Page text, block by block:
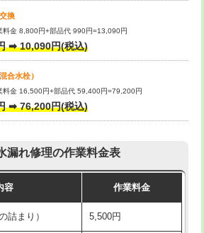
管工事/3ｍ超
埋め戻し作業）
満）
上）
㎝まで） 27,500円
㎝超え） 38,500円
壁付・デッキ
（壁付・デッキ
16,500円+材料費
）
品） 11,000円+材料費
） 13,200円
換
料金 8,800円+部品代 990円=13,090円
➡ 10,090円(税込)
合水栓）
料金 16,500円+部品代 59,400円=79,200円
➡ 76,200円(税込)
漏れ修理の作業料金表
容 作業料金
詰まり） 5,500円